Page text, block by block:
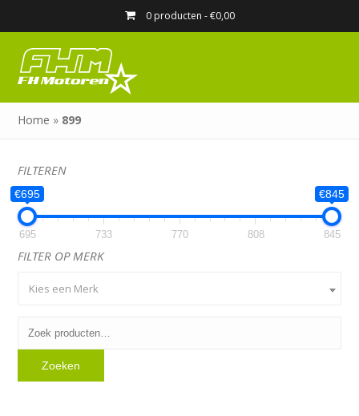
0 producten -€0,00
Home » 899
FILTEREN
€695 €845
695 733 770 808 845
FILTER OP MERK
Kies een Merk
Zoeken
naar:
Zoeken